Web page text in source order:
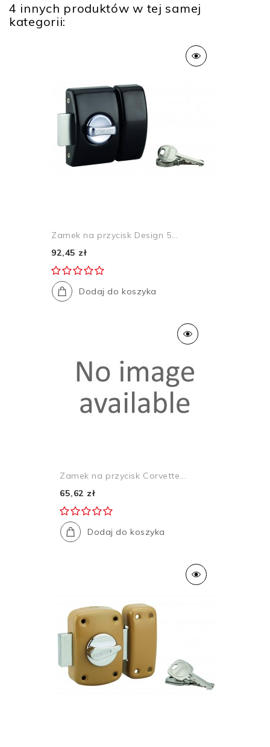
4 innych produktów w tej samej
kategorii:
Zamek na przycisk Design 5...
92,45 zł
Dodaj do koszyka
Zamek na przycisk Corvette...
65,62 zł
Dodaj do koszyka